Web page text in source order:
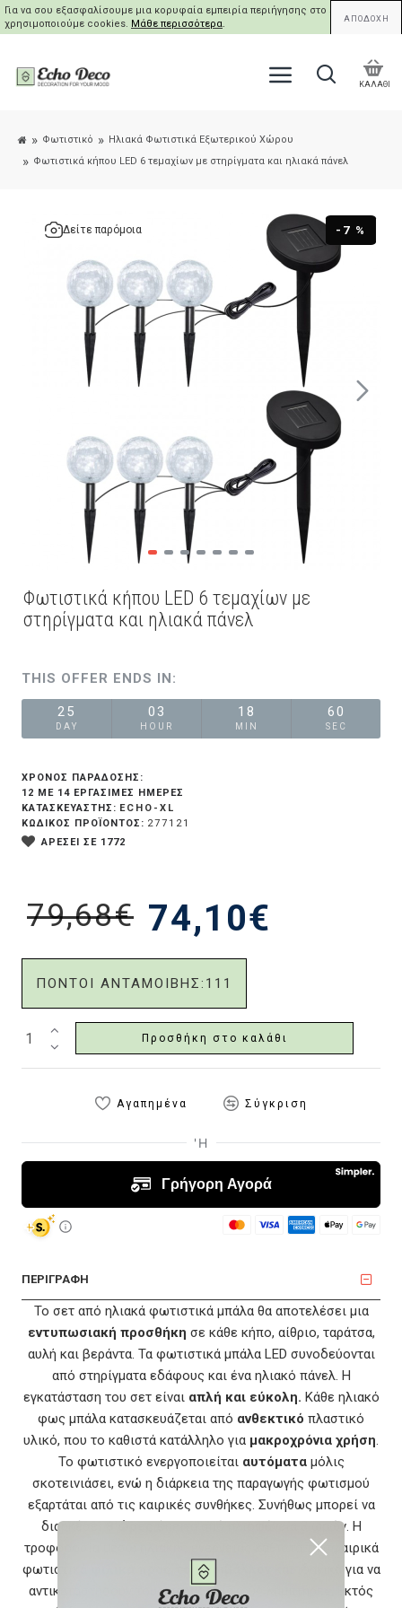
Για να σου εξασφαλίσουμε μια κορυφαία εμπειρία περιήγησης στο site μας,
χρησιμοποιούμε cookies. Μάθε περισσότερα. ΑΠΟΔΟΧΗ
ΚΑΛΑΘΙ
Φωτιστικό
Ηλιακά Φωτιστικά Εξωτερικού Χώρου
Φωτιστικά κήπου LED 6 τεμαχίων με στηρίγματα και ηλιακά πάνελ
-7 %
Δείτε παρόμοια
Φωτιστικά κήπου LED 6 τεμαχίων με
στηρίγματα και ηλιακά πάνελ
THIS OFFER ENDS IN:
25
DAY
03
HOUR
18
MIN
60
SEC
74,10€
79,68€
ΠΟΝΤΟΙ ΑΝΤΑΜΟΙΒΗΣ: 111
ΧΡΟΝΟΣ ΠΑΡΑΔΟΣΗΣ:
12 ΜΕ 14 ΕΡΓΆΣΙΜΕΣ ΗΜΈΡΕΣ
ΚΑΤΑΣΚΕΥΑΣΤΗΣ: ECHO-XL
ΚΩΔΙΚΟΣ ΠΡΟΪΟΝΤΟΣ: 277121
ΑΡΕΣΕΙ ΣΕ 1772
Προσθήκη στο καλάθι
Αγαπημένα Σύγκριση
ΠΕΡΙΓΡΑΦΗ
Το σετ από ηλιακά φωτιστικά μπάλα θα αποτελέσει μια
εντυπωσιακή προσθήκη σε κάθε κήπο, αίθριο, ταράτσα,
αυλή και βεράντα. Τα φωτιστικά μπάλα LED συνοδεύονται
από στηρίγματα εδάφους και ένα ηλιακό πάνελ. Η
εγκατάσταση του σετ είναι απλή και εύκολη. Κάθε ηλιακό
φως μπάλα κατασκευάζεται από ανθεκτικό πλαστικό
υλικό, που το καθιστά κατάλληλο για μακροχρόνια χρήση.
Το φωτιστικό ενεργοποιείταιαυτόματαμόλις
σκοτεινιάσει, ενώ η διάρκεια της παραγωγής φωτισμού
εξαρτάται από τις καιρικές συνθήκες. Συνήθως μπορεί να
διαρκέσει8 ώρεςέπειτα από ηλιοφάνεια 3 ωρών. Η
τροφοδοσία μέσω ηλιακής ενέργειας καθιστά τα σφαιρικά
φωτιστικά
φιλικά προς το περιβάλλον
και ιδανικά για να
αντικαταστήσουν τους παραδοσιακούς λαμπτήρες. Εκτός